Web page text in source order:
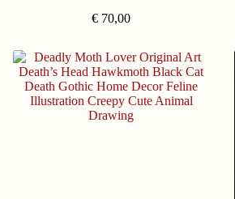
€ 70,00